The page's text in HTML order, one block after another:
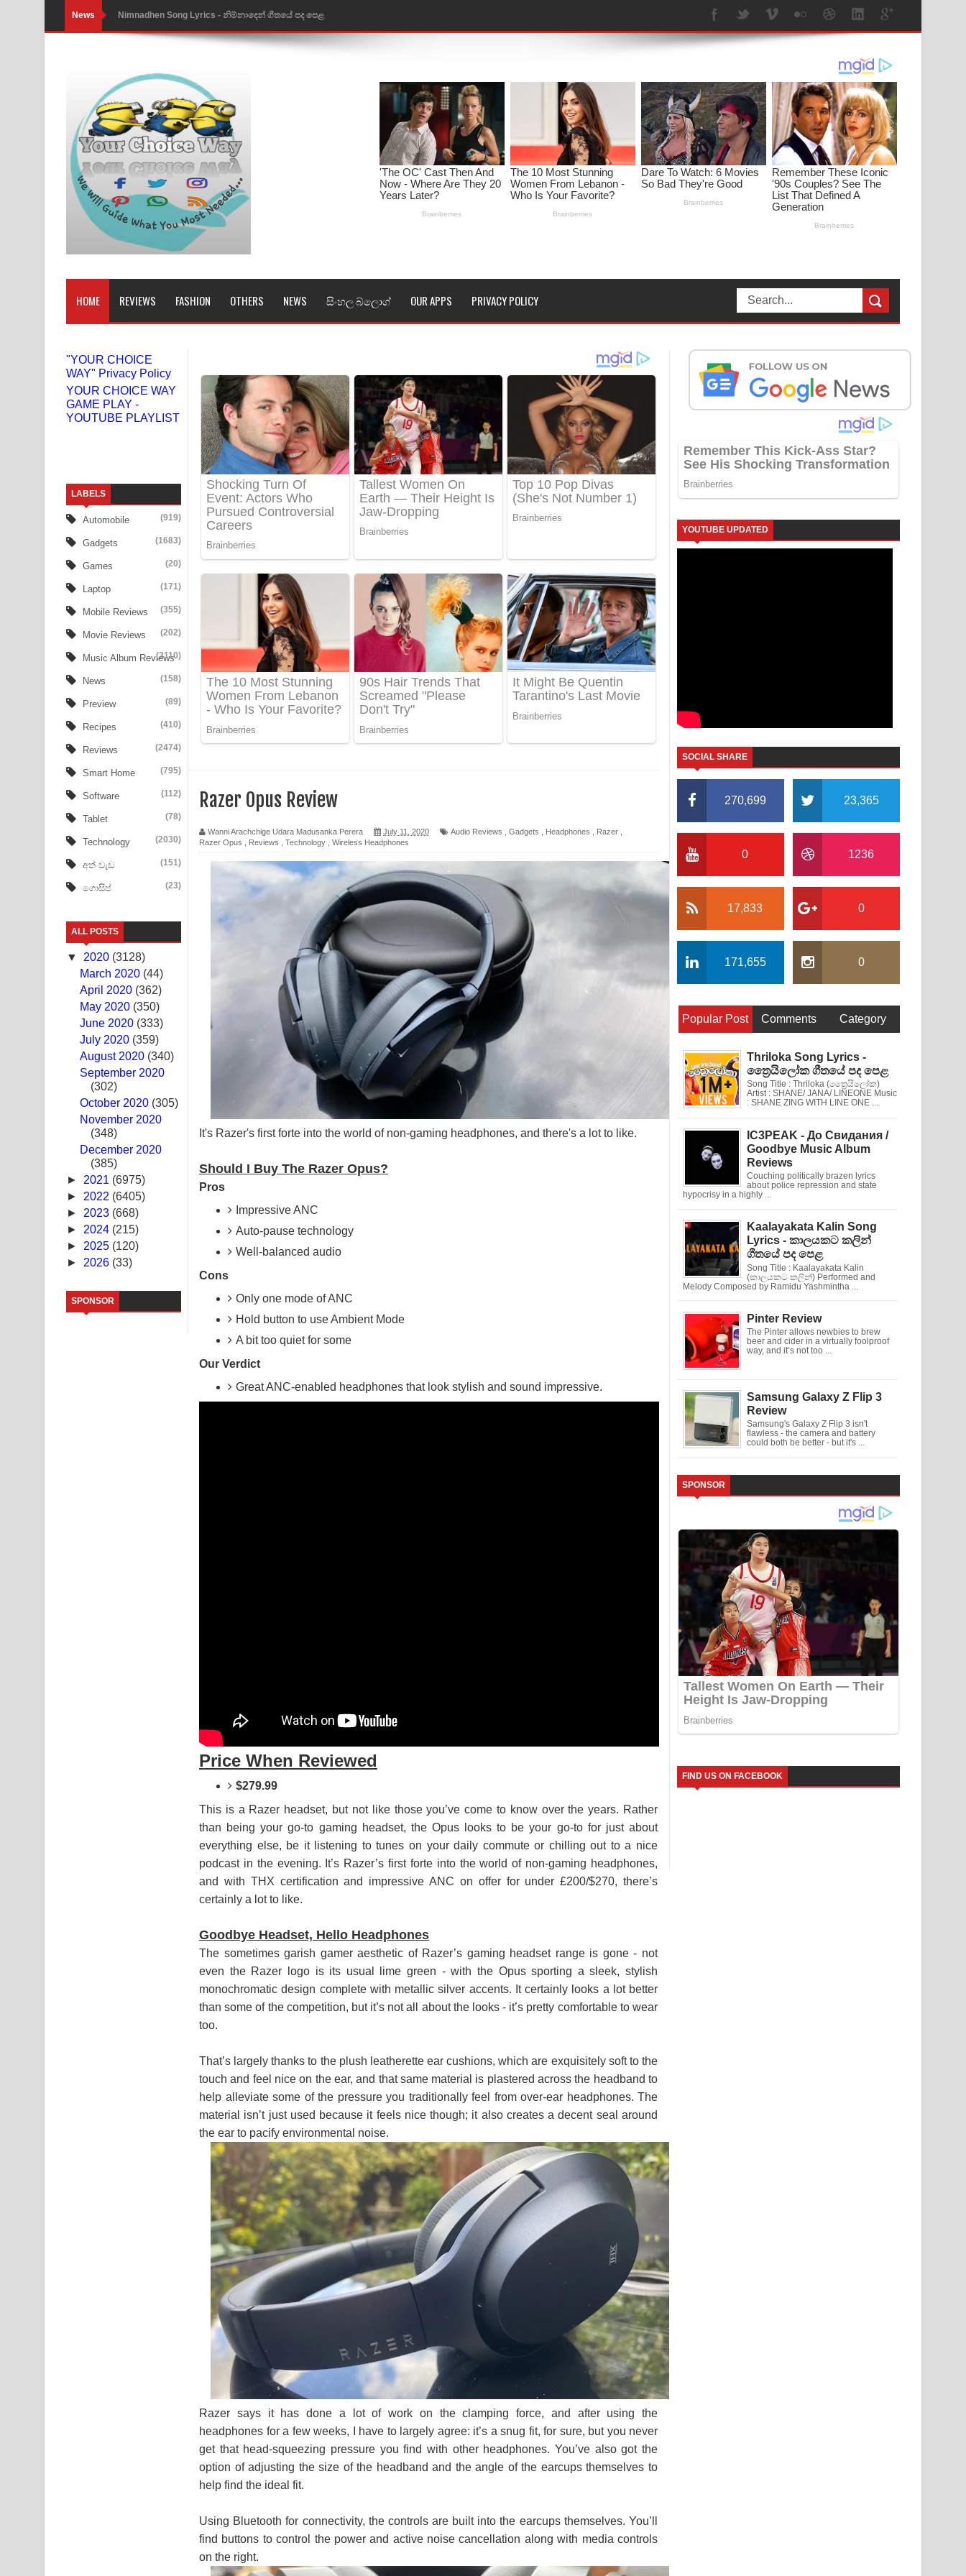
News Nimnadhen Song Lyrics - නිම්නාදෙන් ගීතයේ පද පෙළ
Obamai Mage Adare Song Lyrics - ඔබමයි මගේ ආදරේ ගීතයේ පද පෙළ
Pansal Gihin Song Lyrics - පන්සල් ගිහිං ගීතයේ පද පෙළ
Ankeliya Song Lyrics - අංකෙළිය ගීතයේ පද පෙළ
DEAR GOD Song Lyrics - ඩියර් ගෝඩ් ගීතයේ පද පෙළ
MANAMALA KATHA Song Lyrics - මනමාල කතා ගීතයේ පද පෙළ
Dai Dai Lyrics - Shakira, Burna Boy | 2026 football world cup song lyrics
Lassana Amma Song Lyrics - ලස්සන අම්මා ගීතයේ පද පෙළ
Gemak Deela Song Lyrics - ගේමක් දීලා ගීතයේ පද පෙළ
Doni Song Lyrics - දෝණි ගීතයේ පද පෙළ
Benthara Palame Song Lyrics - බෙන්තර පාලමේ ගීතයේ පද පෙළ
Sanda Babalena Song Lyrics - සඳ බැබලෙන ගීතයේ පද පෙළ
Adare Wadi Nisa Song Lyrics - ආදරේ වැඩි නිසා ගීතයේ පද පෙළ
UNUHUMA Song Lyrics - උණුහුම ගීතයේ පද පෙළ
Katakara Song Lyrics - කටකාර ගීතයේ පද පෙළ
Tharu Yaye Dilena Song Lyrics - තරු යායේ දිලෙනා ගීතයේ පද පෙළ
Ow Man Sosa Song Lyrics - ඔව් මං සෝසා ගීතයේ පද පෙළ
Aye Lanweela Song Lyrics - ආයේ ලංවීලා ගීතයේ පද පෙළ
Ala purannata Song Lyrics - ආල පුරන්නට ගීතයේ පද පෙළ
FEVER DREAM Lyrics - Alex Warren
BTS : Hooligan Lyrics
Apa Hamuwee Song Lyrics - අප හමුවී ගීතයේ පද පෙළ
PATHINIYE Song Lyrics - පතිනියනේ ගීතයේ පද පෙළ
Sorry Sir Song Lyrics - සොරි සර් ගීතයේ පද පෙළ
Mathaka Aluthin Liyanna Song Lyrics - මතක අලුතින් ලියන්න ගීතයේ පද පෙළ
Sandak Awith Song Lyrics - සඳක් ඇවිත් ගීතයේ පද පෙළ
Swetha Sande Song Lyrics - ශ්වේත සඳේ ගීතයේ පද පෙළ
Ma Igili Giya Lyrics - මා ඉගිලී ගියා ගීතයේ පද පෙළ
Ras Balan Song Lyrics - රැස් බලන් ගීතයේ පද පෙළ
Hoda sihiyen Song Lyrics - හොද සිහියෙන් ගීතයේ පද පෙළ
Awanken Song Lyrics - අවංකෙන් ගීතයේ පද පෙළ
Pa Sina Song Lyrics - පෑ සිනා ගීතයේ පද පෙළ
Pemwanthiye Song Lyrics - පෙම්වන්තියේ ගීතයේ පද පෙළ
Manobhawa Song Lyrics - මනෝභව ගීතයේ පද පෙළ
Akahe Indala Song Lyrics - ආකාහේ ඉඳලා ගීතයේ පද පෙළ
Raawaya Song Lyrics - රාවය ගීතයේ පද පෙළ
Saddeta Denna Song Lyrics - සද්දෙට දෙන්න ගීතයේ පද පෙළ
Kaalaya Song Lyrics - කාලය ගීතයේ පද පෙළ
Sandata Duka Hithila Song Lyrics - සඳට දුක හිතිලා ගීතයේ පද පෙළ
Sihina Song Lyrics - සිහින ගීතයේ පද පෙළ
Dannawada Mawa Song Lyrics - දන්නවාද මාව ගීතයේ පද පෙළ
HOME REVIEWS FASHION OTHERS NEWS සිංහල බ්ලොග් OUR APPS PRIVACY POLICY
"YOUR CHOICE
WAY" Privacy Policy
YOUR CHOICE WAY
GAME PLAY -
YOUTUBE PLAYLIST
LABELS
Automobile (919)
Gadgets (1683)
Games (20)
Laptop (171)
Mobile Reviews (355)
Movie Reviews (202)
Music Album Reviews
(3110)
News (158)
Preview (89)
Recipes (410)
Reviews (2474)
Smart Home (795)
Software (112)
Tablet (78)
Technology (2030)
අත් වැඩ (151)
ගොසිප් (23)
ALL POSTS
▼ 2020 (3128)
March 2020 (44)
April 2020 (362)
May 2020 (350)
June 2020 (333)
July 2020 (359)
August 2020 (340)
September 2020
(302)
October 2020 (305)
November 2020
(348)
December 2020
(385)
► 2021 (6975)
► 2022 (6405)
► 2023 (668)
► 2024 (215)
► 2025 (120)
► 2026 (33)
SPONSOR
Razer Opus Review
Wanni Arachchige Udara Madusanka Perera July 11, 2020 Audio Reviews Gadgets Headphones Razer
Razer Opus
Reviews Technology Wireless Headphones
It's Razer's first forte into the world of non-gaming headphones, and there's a lot to like.
Should I Buy The Razer Opus?
Pros
Impressive ANC
Auto-pause technology
Well-balanced audio
Cons
Only one mode of ANC
Hold button to use Ambient Mode
A bit too quiet for some
Our Verdict
Great ANC-enabled headphones that look stylish and sound impressive.
Price When Reviewed
$279.99
This is a Razer headset, but not like those you’ve come to know over the years. Rather
than being your go-to gaming headset, the Opus looks to be your go-to for just about
everything else, be it listening to tunes on your daily commute or chilling out to a nice
podcast in the evening. It’s Razer’s first forte into the world of non-gaming headphones,
and with THX certification and impressive ANC on offer for under £200/$270, there’s
certainly a lot to like.
Goodbye Headset, Hello Headphones
The sometimes garish gamer aesthetic of Razer’s gaming headset range is gone - not
even the Razer logo is its usual lime green - with the Opus sporting a sleek, stylish
monochromatic design complete with metallic silver accents. It certainly looks a lot better
than some of the competition, but it’s not all about the looks - it’s pretty comfortable to wear
too.
That’s largely thanks to the plush leatherette ear cushions, which are exquisitely soft to the
touch and feel nice on the ear, and that same material is plastered across the headband to
help alleviate some of the pressure you traditionally feel from over-ear headphones. The
material isn’t just used because it feels nice though; it also creates a decent seal around
the ear to pacify environmental noise.
Razer says it has done a lot of work on the clamping force, and after using the
headphones for a few weeks, I have to largely agree: it’s a snug fit, for sure, but you never
get that head-squeezing pressure you find with other headphones. You’ve also got the
option of adjusting the size of the headband and the angle of the earcups themselves to
help find the ideal fit.
Using Bluetooth for connectivity, the controls are built into the earcups themselves. You’ll
find buttons to control the power and active noise cancellation along with media controls
on the right.
YOUTUBE UPDATED
SOCIAL SHARE
270,699 23,365
0 1236
17,833 0
171,655 0
Popular Post Comments Category
Thriloka Song Lyrics -
ත්‍රෛයිලෝක ගීතයේ පද පෙළ
Song Title : Thriloka (ත්‍රෛයිලෝක)
Artist : SHANE/ JANA/ LINEONE Music
: SHANE ZING WITH LINE ONE ...
IC3PEAK - До Свидания /
Goodbye Music Album
Reviews
Couching politically brazen lyrics
about police repression and state
hypocrisy in a highly ...
Kaalayakata Kalin Song
Lyrics - කාලයකට කලින්
ගීතයේ පද පෙළ
Song Title : Kaalayakata Kalin
(කාලයකට කලින්) Performed and
Melody Composed by Ramidu Yashmintha ...
Pinter Review
The Pinter allows newbies to brew
beer and cider in a virtually foolproof
way, and it’s not too ...
Samsung Galaxy Z Flip 3
Review
Samsung's Galaxy Z Flip 3 isn't
flawless - the camera and battery
could both be better - but it's ...
SPONSOR
FIND US ON FACEBOOK